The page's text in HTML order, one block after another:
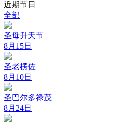
近期节日
全部
圣母升天节
8月15日
圣老楞佐
8月10日
圣巴尔多禄茂
8月24日